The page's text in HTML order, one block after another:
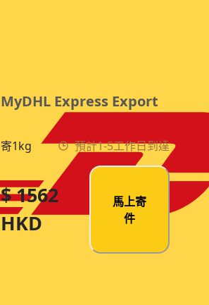
MyDHL Express Export
寄1kg 預計1-5工作日到達
$ 1562
HKD
馬上寄
件